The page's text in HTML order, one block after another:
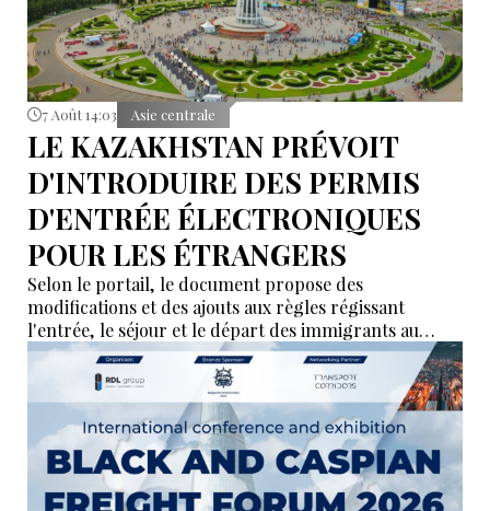
7 Août 14:03 Asie centrale
LE KAZAKHSTAN PRÉVOIT
D'INTRODUIRE DES PERMIS
D'ENTRÉE ÉLECTRONIQUES
POUR LES ÉTRANGERS
Selon le portail, le document propose des
modifications et des ajouts aux règles régissant
l'entrée, le séjour et le départ des immigrants au
Kazakhstan.